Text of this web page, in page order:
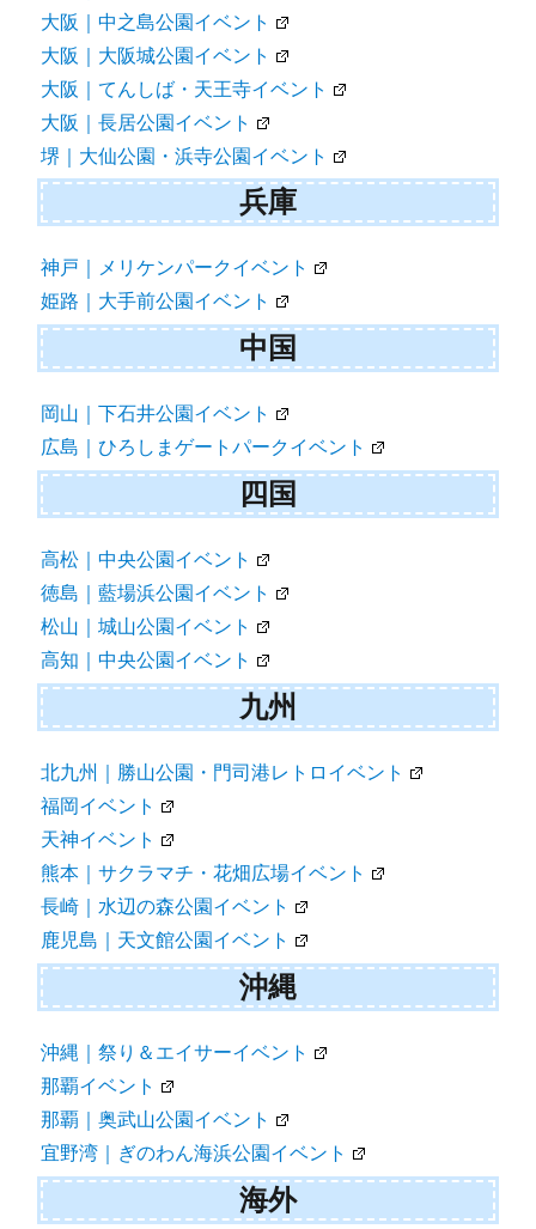
大阪｜中之島公園イベント
大阪｜大阪城公園イベント
大阪｜てんしば・天王寺イベント
大阪｜長居公園イベント
堺｜大仙公園・浜寺公園イベント
兵庫
神戸｜メリケンパークイベント
姫路｜大手前公園イベント
中国
岡山｜下石井公園イベント
広島｜ひろしまゲートパークイベント
四国
高松｜中央公園イベント
徳島｜藍場浜公園イベント
松山｜城山公園イベント
高知｜中央公園イベント
九州
北九州｜勝山公園・門司港レトロイベント
福岡イベント
天神イベント
熊本｜サクラマチ・花畑広場イベント
長崎｜水辺の森公園イベント
鹿児島｜天文館公園イベント
沖縄
沖縄｜祭り＆エイサーイベント
那覇イベント
那覇｜奥武山公園イベント
宜野湾｜ぎのわん海浜公園イベント
海外